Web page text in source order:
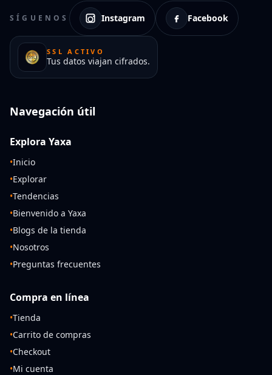
SÍGUENOS Instagram Facebook
SSL ACTIVO
Tus datos viajan cifrados.
Navegación útil
Explora Yaxa
•Inicio
•Explorar
•Tendencias
•Bienvenido a Yaxa
•Blogs de la tienda
•Nosotros
•Preguntas frecuentes
Compra en línea
•Tienda
•Carrito de compras
•Checkout
•Mi cuenta